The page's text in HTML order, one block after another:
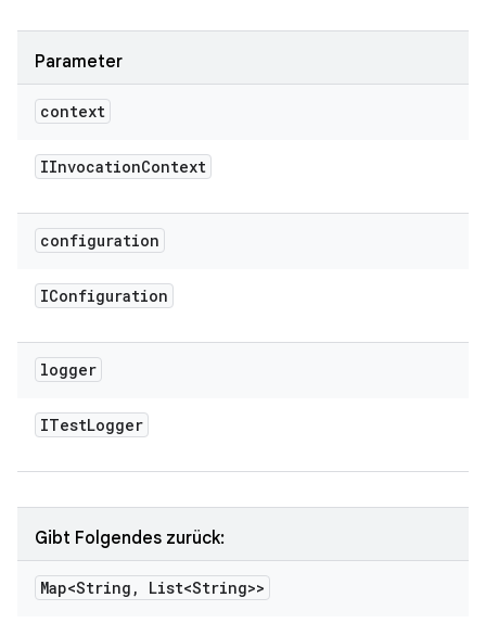
Parameter
context
IInvocationContext
configuration
IConfiguration
logger
ITestLogger
Gibt Folgendes zurück:
Map<String , List<String>>